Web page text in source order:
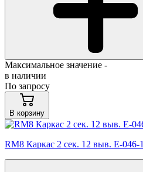
Максимальное значение -
в наличии
По запросу
В корзину
RM8 Каркас 2 сек. 12 выв. E-046-1